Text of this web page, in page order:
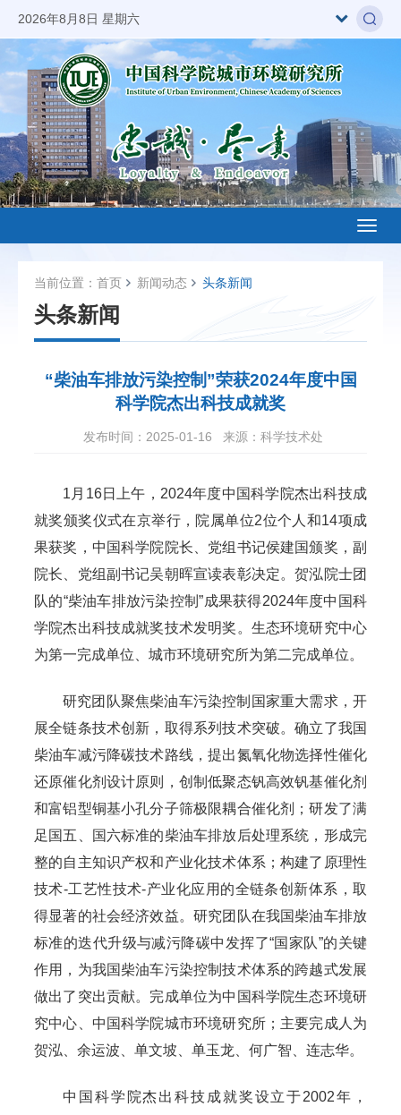
2026年8月8日 星期六
当前位置： 首页 新闻动态 头条新闻
头条新闻
“柴油车排放污染控制”荣获2024年度中国
科学院杰出科技成就奖
发布时间：2025-01-16 来源：科学技术处
1月16日上午，2024年度中国科学院杰出科技成
就奖颁奖仪式在京举行，院属单位2位个人和14项成
果获奖，中国科学院院长、党组书记侯建国颁奖，副
院长、党组副书记吴朝晖宣读表彰决定。贺泓院士团
队的“柴油车排放污染控制”成果获得2024年度中国科
学院杰出科技成就奖技术发明奖。生态环境研究中心
为第一完成单位、城市环境研究所为第二完成单位。
研究团队聚焦柴油车污染控制国家重大需求，开
展全链条技术创新，取得系列技术突破。确立了我国
柴油车减污降碳技术路线，提出氮氧化物选择性催化
还原催化剂设计原则，创制低聚态钒高效钒基催化剂
和富铝型铜基小孔分子筛极限耦合催化剂；研发了满
足国五、国六标准的柴油车排放后处理系统，形成完
整的自主知识产权和产业化技术体系；构建了原理性
技术-工艺性技术-产业化应用的全链条创新体系，取
得显著的社会经济效益。研究团队在我国柴油车排放
标准的迭代升级与减污降碳中发挥了“国家队”的关键
作用，为我国柴油车污染控制技术体系的跨越式发展
做出了突出贡献。完成单位为中国科学院生态环境研
究中心、中国科学院城市环境研究所；主要完成人为
贺泓、余运波、单文坡、单玉龙、何广智、连志华。
中国科学院杰出科技成就奖设立于2002年，